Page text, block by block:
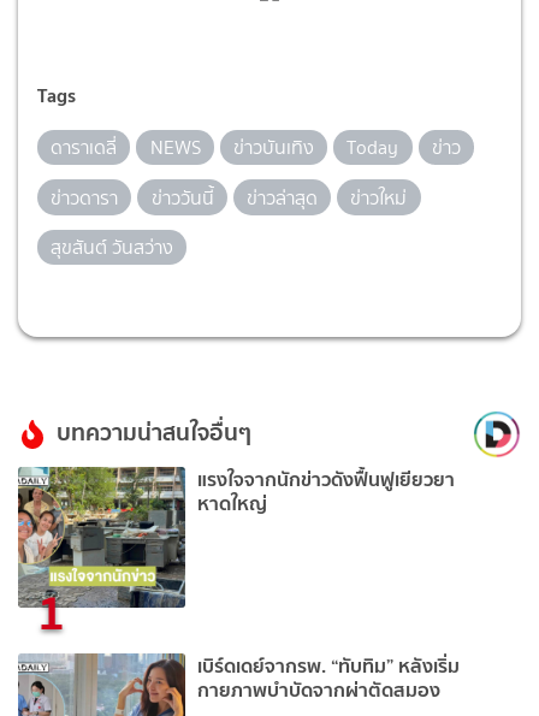
Tags
ดาราเดลี่ NEWS ข่าวบันเทิง Today
ข่าว
ข่าวดารา
ข่าววันนี้ ข่าวล่าสุด
ข่าวใหม่
สุขสันต์ วันสว่าง
บทความน่าสนใจอื่นๆ
1
แรงใจจากนักข่าวดังฟื้นฟูเยียวยา
หาดใหญ่
เบิร์ดเดย์จากรพ. “ทับทิม” หลังเริ่ม
กายภาพบำบัดจากผ่าตัดสมอง